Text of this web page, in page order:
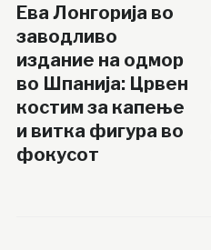
Ева Лонгорија во
заводливо
издание на одмор
во Шпанија: Црвен
костим за капење
и витка фигура во
фокусот